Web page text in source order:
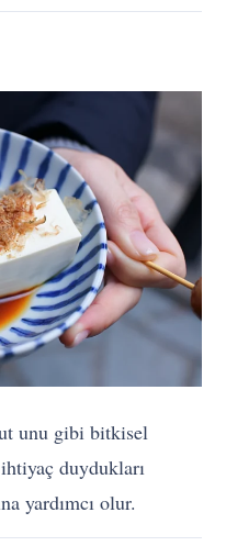
unu gibi bitkisel
duydukları
yardımcı olur.